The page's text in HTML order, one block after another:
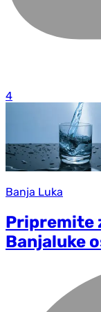
4
Banja Luka
Pripremite
Banjaluke